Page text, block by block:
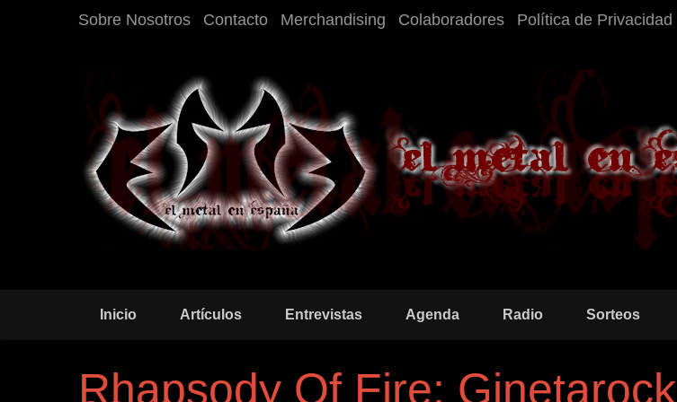
Sobre Nosotros Contacto Merchandising Colaboradores Política de Privacidad
Inicio Artículos Entrevistas Agenda Radio Sorteos
Rhapsody Of Fire: Ginetarock